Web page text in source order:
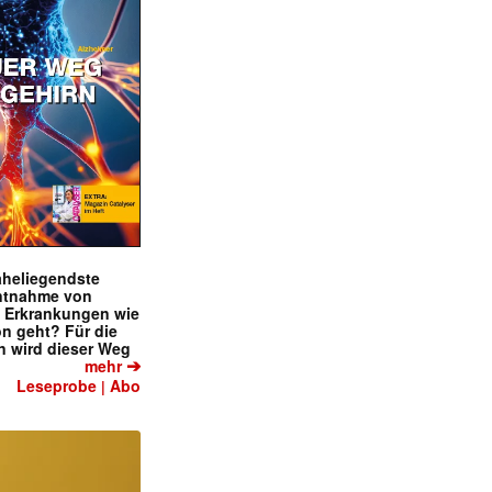
von
wie
geht? Für die
wird dieser Weg
mehr➔
Leseprobe |Abo